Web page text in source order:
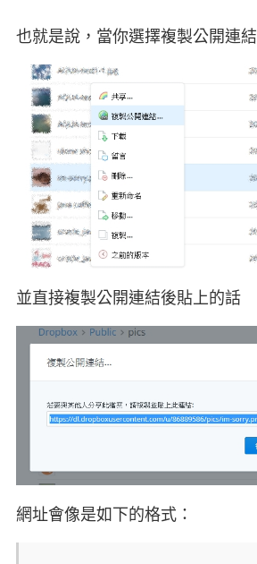
也就是說，當你選擇複製公開連結
並直接複製公開連結後貼上的話
網址會像是如下的格式：